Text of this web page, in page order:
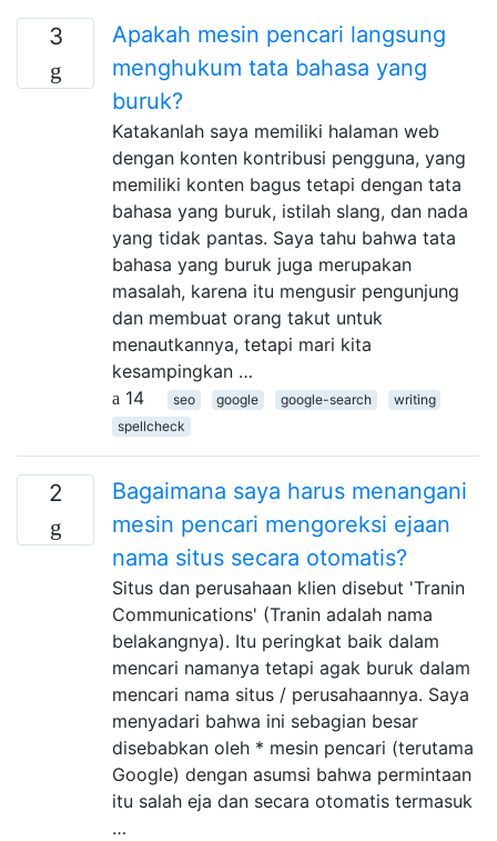
3
Apakah mesin pencari langsung
menghukum tata bahasa yang
buruk?
Katakanlah saya memiliki halaman web
dengan konten kontribusi pengguna, yang
memiliki konten bagus tetapi dengan tata
bahasa yang buruk, istilah slang, dan nada
yang tidak pantas. Saya tahu bahwa tata
bahasa yang buruk juga merupakan
masalah, karena itu mengusir pengunjung
dan membuat orang takut untuk
menautkannya, tetapi mari kita
kesampingkan …
14
seo google google-search
writing
spellcheck
2
Bagaimana saya harus menangani
mesin pencari mengoreksi ejaan
nama situs secara otomatis?
Situs dan perusahaan klien disebut 'Tranin
Communications' (Tranin adalah nama
belakangnya). Itu peringkat baik dalam
mencari namanya tetapi agak buruk dalam
mencari nama situs / perusahaannya. Saya
menyadari bahwa ini sebagian besar
disebabkan oleh * mesin pencari (terutama
Google) dengan asumsi bahwa permintaan
itu salah eja dan secara otomatis termasuk
…